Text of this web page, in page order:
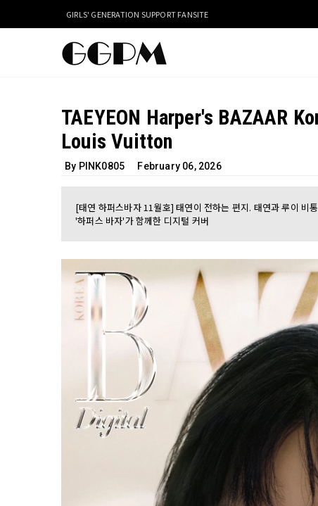
GIRLS' GENERATION SUPPORT FANSITE
TAEYEON Harper's BAZAAR
Louis Vuitton
By PINK0805 February 06, 2026
[태연 하퍼스바자 11월호] 태연이 전하는 편지. 태연과 루이
'하퍼스 바자'가 함께한 디지털 커버